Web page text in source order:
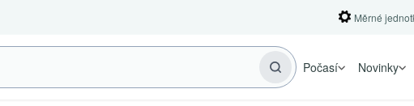
Měrné
Počasí Novinky